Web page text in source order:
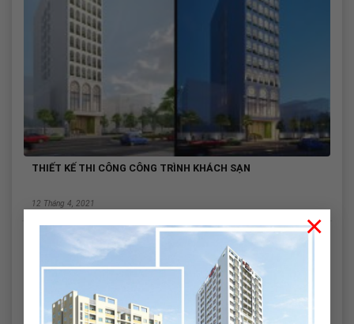
×
THIẾT KẾ THI CÔNG CÔNG TRÌNH KHÁCH SẠN
12 Tháng 4, 2021